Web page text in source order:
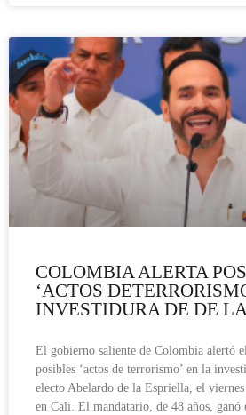
COLOMBIA ALERTA
‘ACTOS
INVESTIDURA DE DE
El gobierno saliente de Colombia alertó
posibles ‘actos de terrorismo’ en la
electo Abelardo de la Espriella, el
en Cali. El mandatario, de 48 años, ganó